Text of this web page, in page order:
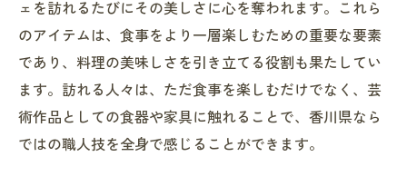
ェを訪れるたびにその美しさに心を奪われます。これら
のアイテムは、食事をより一層楽しむための重要な要素
であり、料理の美味しさを引き立てる役割も果たしてい
ます。訪れる人々は、ただ食事を楽しむだけでなく、芸
術作品としての食器や家具に触れることで、香川県なら
ではの職人技を全身で感じることができます。